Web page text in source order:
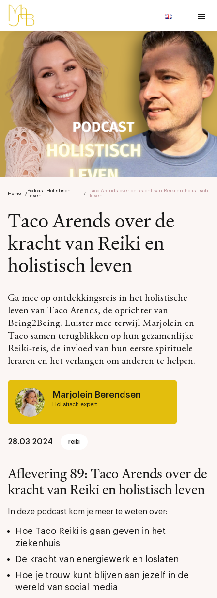
Home /
Podcast Holistisch
Leven
/
Taco Arends over de kracht van Reiki en holistisch
leven
Taco Arends over de
kracht van Reiki en
holistisch leven
Ga mee op ontdekkingsreis in het holistische
leven van Taco Arends, de oprichter van
Being2Being. Luister mee terwijl Marjolein en
Taco samen terugblikken op hun gezamenlijke
Reiki-reis, de invloed van hun eerste spirituele
leraren en het verlangen om anderen te helpen.
Marjolein Berendsen
Holistisch expert
28.03.2024 reiki
Aflevering 89: Taco Arends over de
kracht van Reiki en holistisch leven
In deze podcast kom je meer te weten over:
Hoe Taco Reiki is gaan geven in het
ziekenhuis
De kracht van energiewerk en loslaten
Hoe je trouw kunt blijven aan jezelf in de
wereld van social media